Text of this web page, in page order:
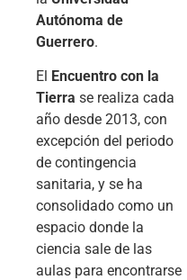
Autónoma de
Guerrero.
El Encuentro con la
Tierra se realiza cada
año desde 2013, con
excepción del periodo
de contingencia
sanitaria, y se ha
consolidado como un
espacio donde la
ciencia sale de las
aulas para encontrarse